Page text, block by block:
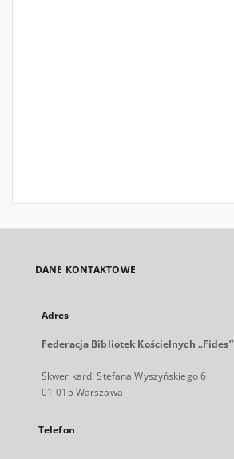
DANE KONTAKTOWE
Adres
Federacja Bibliotek Kościelnych „Fides”
Skwer kard. Stefana Wyszyńskiego 6
01-015 Warszawa
Telefon